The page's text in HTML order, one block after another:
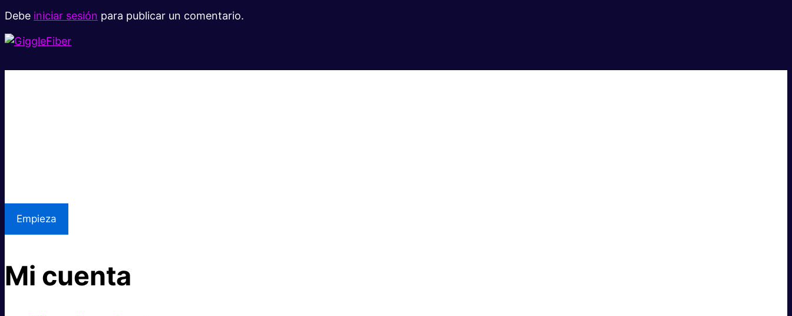
Debe iniciar sesión para publicar un comentario.
Empieza
Mi cuenta